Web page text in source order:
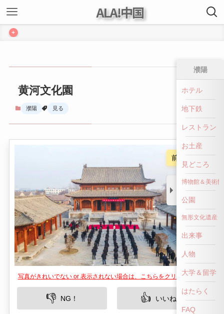
ALA!中国
+
黄河文化園
濮陽 見る
前へ戻る
写真がきれいでない or 表示されない場合は、こちらをクリックして！
👎 NG！ 👍 いいね！
濮陽
ホテル
地下鉄
レストラン
お土産
見どころ
博物館＆美術館
公園
無形文化遺産
出来事
人物
大学＆留学
はたらく
FAQ